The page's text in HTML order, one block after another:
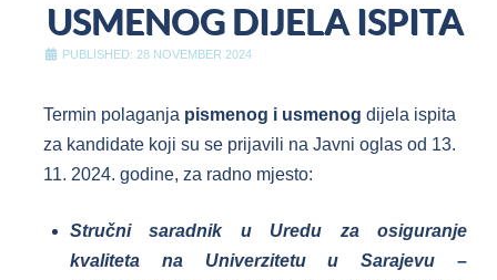
USMENOG DIJELA ISPITA
PUBLISHED: 28 NOVEMBER 2024
Termin polaganja pismenog i usmenog dijela ispita
za kandidate koji su se prijavili na Javni oglas od 13.
11. 2024. godine, za radno mjesto:
Stručni saradnik u Uredu za osiguranje
kvaliteta na Univerzitetu u Sarajevu –